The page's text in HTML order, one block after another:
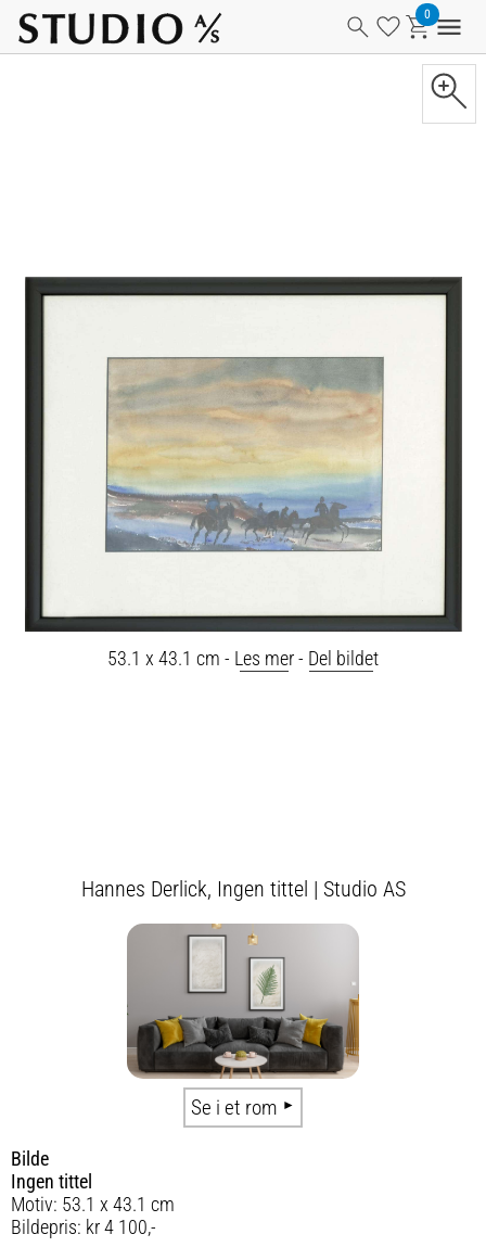
53.1 x 43.1 cm - Les mer - Del bildet
Hannes Derlick, Ingen tittel | Studio AS
Se i et rom
Bilde
Ingen tittel
Motiv: 53.1 x 43.1 cm
Bildepris: kr 4 100,-